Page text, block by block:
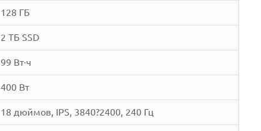
128 ГБ
2 ТБ SSD
99 Вт·ч
400 Вт
18 дюймов, IPS, 3840?2400, 240 Гц